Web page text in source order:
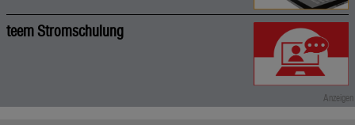
teem Stromschulung